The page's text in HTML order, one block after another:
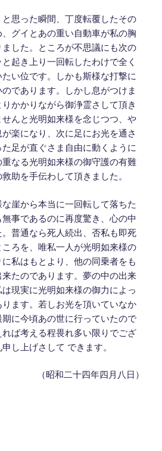
思った瞬間、丁度転覆したその
グイとあの重い自動車が私の胸
した。ところが不思議にも次の
起き上り一回転したわけで全く
い位です。しかも斯様な打撃に
であります。しかし息がつけま
かかりながら御浄霊さして頂き
んと光明如来様を念じつつ、や
楽になり、次に足にお光を通さ
足が直ぐさま自由に動くように
なる光明如来様の御守護の有難
助を手伝わして頂きました。
崖から本当に一回転して落ちた
事であるのに再度驚き、心の中
普通なら死人続出、否私も即死
ろを、唯私一人が光明如来様の
私はもとより、他の同乗者をも
たのであります。夢の中の出来
現実に光明如来様の御力によっ
ます。若しお光を頂いていなか
に今頃あの世に行っていたので
ば考える程畏れ多い限りでござ
し上げさして できます。
（昭和二十四年四月八日）